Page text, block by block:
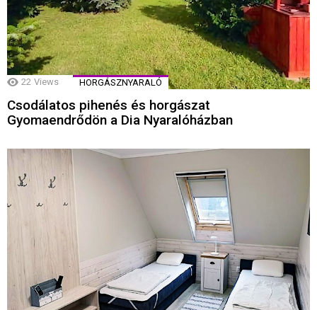
22 Views HORGÁSZNYARALÓ
Csodálatos pihenés és horgászat
Gyomaendrődön a Dia Nyaralóházban